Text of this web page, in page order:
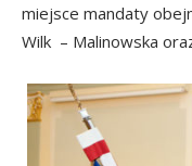
miejsce mandaty
Wilk – Malinowska